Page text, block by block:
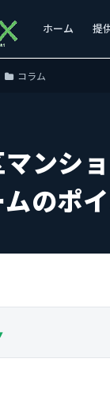
ホーム 提
コラム
ンシ
のポ